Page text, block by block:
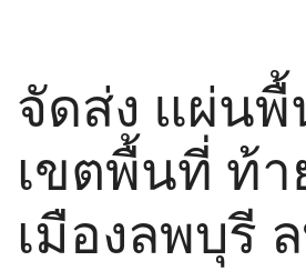
จัดส่ง แผ่นพื้
เขตพื้นที่ ท้
เมืองลพบุรี